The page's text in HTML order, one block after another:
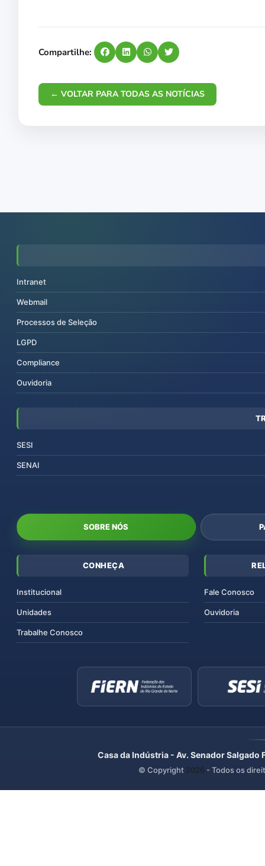
Compartilhe:
← VOLTAR PARA TODAS AS NOTÍCIAS
Intranet
Webmail
Processos de Seleção
LGPD
Compliance
Ouvidoria
SESI
SENAI
SOBRE NÓS
CONHEÇA
Institucional
Unidades
Trabalhe Conosco
Fale Conosco
Ouvidoria
Casa da Indústria - Av. Senador
© Copyright 2026 - Todos os